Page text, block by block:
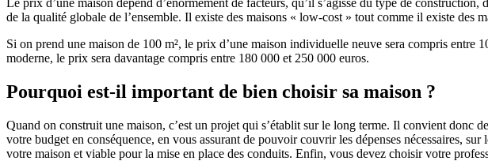
Le prix d’une maison dépend d’énormément de facteurs, qu’il s’agisse du type de
de la qualité globale de l’ensemble. Il existe des maisons « low-cost » tout comme il existe des
Si on prend une maison de 100 m², le prix d’une maison individuelle neuve sera compris
moderne, le prix sera davantage compris entre 180 000 et 250 000 euros.
Pourquoi est-il important de bien choisir sa maison ?
Quand on construit une maison, c’est un projet qui s’établit sur le long terme. Il convient donc
votre budget en conséquence, en vous assurant de pouvoir couvrir les dépenses nécessaires,
votre maison et viable pour la mise en place des conduits. Enfin, vous devez choisir votre